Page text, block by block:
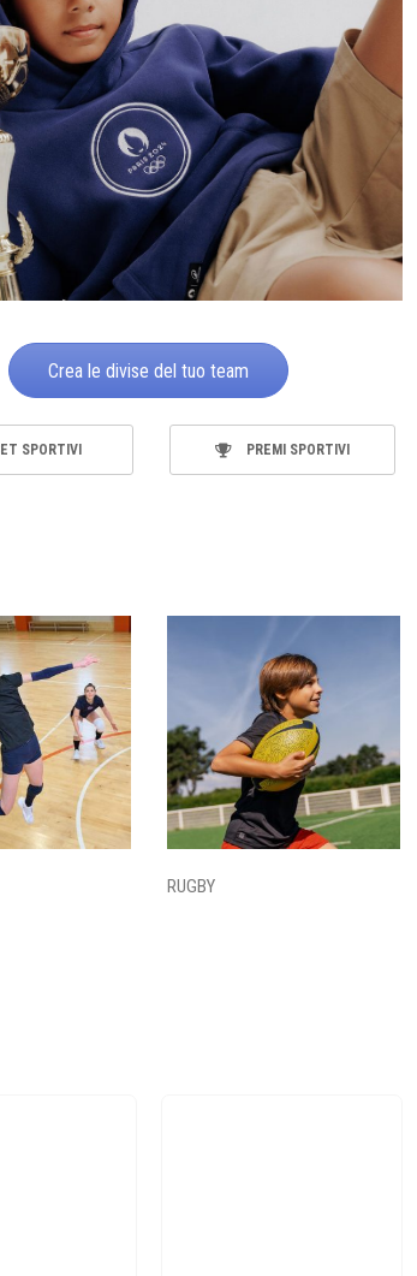
Crea le divise del tuo team
SPORTIVI PREMI SPORTIVI
RUGBY